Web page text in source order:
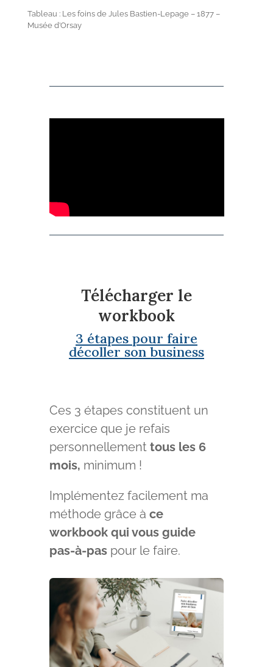
Tableau : Les foins de Jules Bastien-Lepage – 1877 –
Musée d’Orsay
Télécharger le
workbook
3 étapes pour faire
décoller son business
Ces 3 étapes constituent un
exercice que je refais
personnellement tous les 6
mois, minimum !
Implémentez facilement ma
méthode grâce à ce
workbook qui vous guide
pas-à-pas pour le faire.